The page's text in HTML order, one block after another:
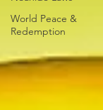
World Peace &
Redemption